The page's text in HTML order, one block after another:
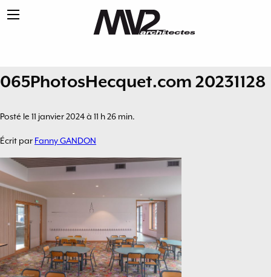
065PhotosHecquet.com 20231128
Posté le 11 janvier 2024 à 11 h 26 min.
Écrit par Fanny GANDON